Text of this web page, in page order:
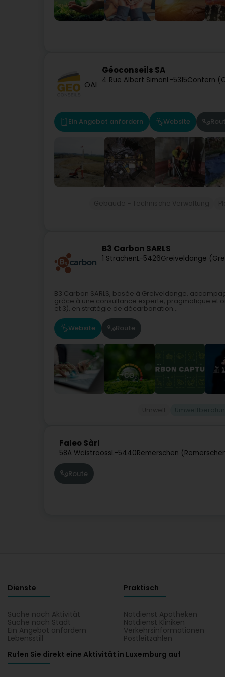
OAI
Géoconseils SA
4 Rue Albert SimonL-5315Contern
Ein Angebot anfordern Website
B3 Carbon SARLS
1 StrachenL-5426Greiveldange
B3 Carbon SARLS, basée à Greiveldange,
grâce à une consultance experte, pragmatique et
et 3), en stratégie de décarbonation...
Website Route
Faleo Sàrl
58A WäistroossL-5440Remerschen
Route
Dienste
Suche nach Aktivität
Suche nach Stadt
Ein Angebot anfordern
Lebensstill
Praktisch
Notdienst Apotheken
Notdienst Kliniken
Verkehrsinformationen
Postleitzahlen
Rufen Sie direkt eine Aktivität in Luxemburg auf